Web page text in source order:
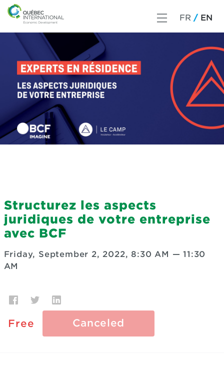
FR EN
Structurez les aspects
juridiques de votre entreprise
avec BCF
Friday, September 2, 2022, 8:30 AM —11:30
AM
Free Canceled